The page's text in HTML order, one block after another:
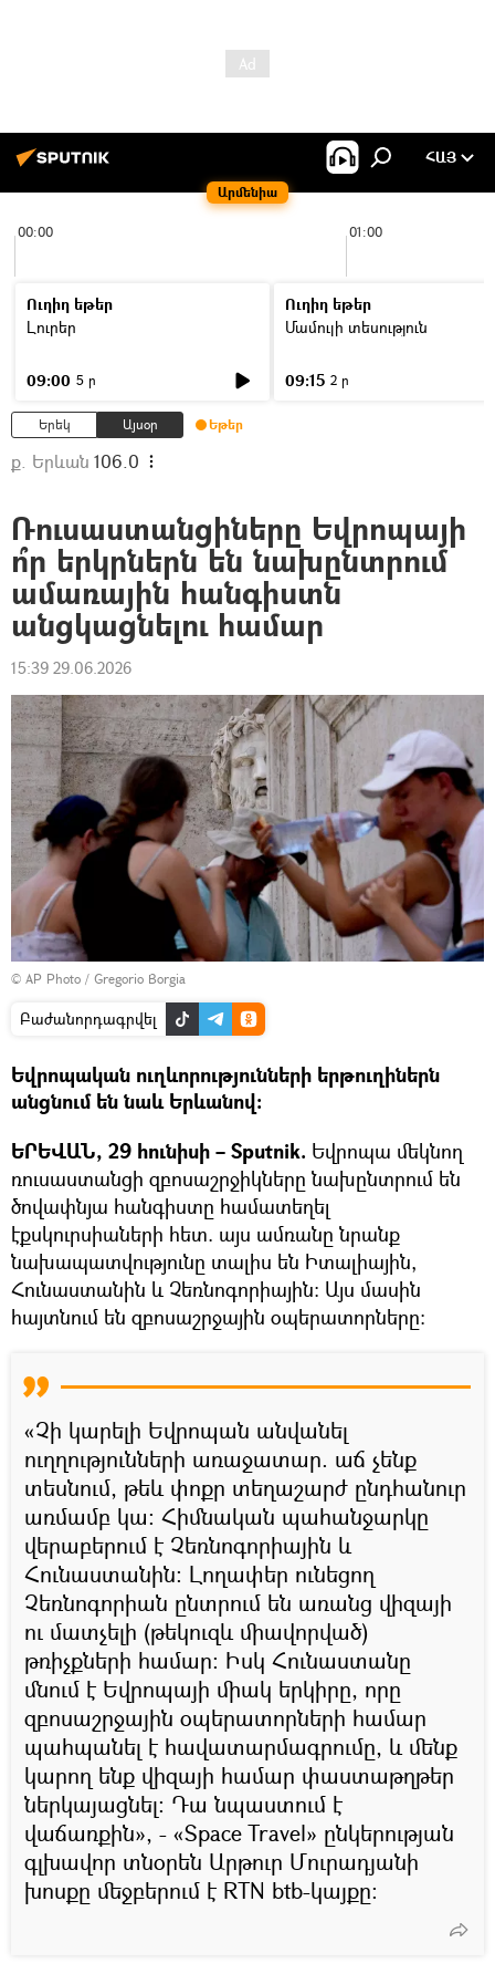
Արմենիա
ՀԱՅ
00:00 01:00
Ուղիղ եթեր
Լուրեր
09:00 5 ր
Ուղիղ եթեր
Մամուլի տեսություն
09:15 2 ր
Երեկ Այսօր Եթեր
ք. Երևան 106.0
Ռուսաստանցիները Եվրոպայի
ո՞ր երկրներն են նախընտրում
ամառային հանգիստն
անցկացնելու համար
15:39 29.06.2026
© AP Photo / Gregorio Borgia
Բաժանորդագրվել
Եվրոպական ուղևորությունների երթուղիներն
անցնում են նաև Երևանով։
ԵՐԵՎԱՆ, 29 հունիսի – Sputnik. Եվրոպա մեկնող
ռուսաստանցի զբոսաշրջիկները նախընտրում են
ծովափնյա հանգիստը համատեղել
էքսկուրսիաների հետ. այս ամռանը նրանք
նախապատվությունը տալիս են Իտալիային,
Հունաստանին և Չեռնոգորիային։ Այս մասին
հայտնում են զբոսաշրջային օպերատորները:
«Չի կարելի Եվրոպան անվանել
ուղղությունների առաջատար. աճ չենք
տեսնում, թեև փոքր տեղաշարժ ընդհանուր
առմամբ կա։ Հիմնական պահանջարկը
վերաբերում է Չեռնոգորիային և
Հունաստանին։ Լողափեր ունեցող
Չեռնոգորիան ընտրում են առանց վիզայի
ու մատչելի (թեկուզև միավորված)
թռիչքների համար: Իսկ Հունաստանը
մնում է Եվրոպայի միակ երկիրը, որը
զբոսաշրջային օպերատորների համար
պահպանել է հավատարմագրումը, և մենք
կարող ենք վիզայի համար փաստաթղթեր
ներկայացնել։ Դա նպաստում է
վաճառքին», - «Space Travel» ընկերության
գլխավոր տնօրեն Արթուր Մուրադյանի
խոսքը մեջբերում է RTN btb-կայքը։